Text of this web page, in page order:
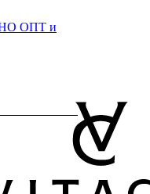
ОПТ и